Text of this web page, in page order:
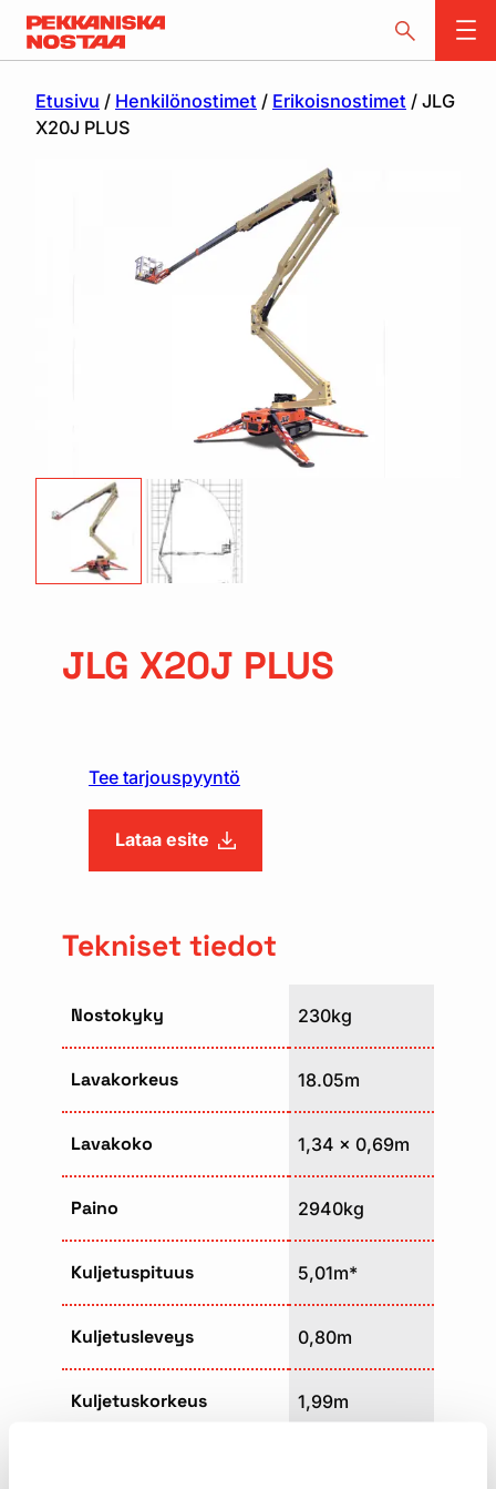
Etusivu / Henkilönostimet / Erikoisnostimet / JLG
X20J PLUS
JLG X20J PLUS
Tee tarjouspyyntö
Lataa esite
Tekniset tiedot
Nostokyky 230kg
Lavakorkeus 18.05m
Lavakoko 1,34 x 0,69m
Paino 2940kg
Kuljetuspituus 5,01m*
Kuljetusleveys 0,80m
Kuljetuskorkeus 1,99m